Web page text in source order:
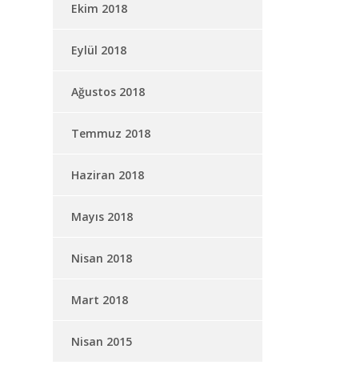
Ekim 2018
Eylül 2018
Ağustos 2018
Temmuz 2018
Haziran 2018
Mayıs 2018
Nisan 2018
Mart 2018
Nisan 2015